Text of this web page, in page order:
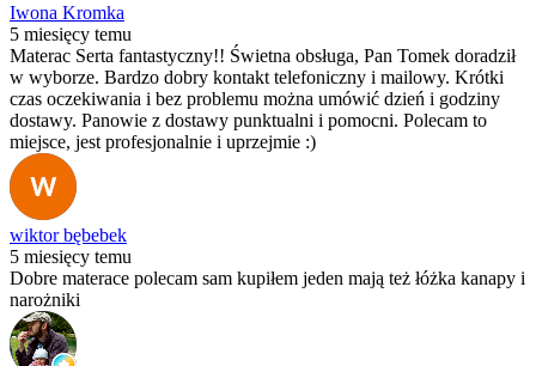
Iwona Kromka
5 miesięcy temu
Materac Serta fantastyczny!! Świetna obsługa, Pan Tomek doradził
w wyborze. Bardzo dobry kontakt telefoniczny i mailowy. Krótki
czas oczekiwania i bez problemu można umówić dzień i godziny
dostawy. Panowie z dostawy punktualni i pomocni. Polecam to
miejsce, jest profesjonalnie i uprzejmie :)
wiktor bębebek
5 miesięcy temu
Dobre materace polecam sam kupiłem jeden mają też łóżka kanapy i
narożniki